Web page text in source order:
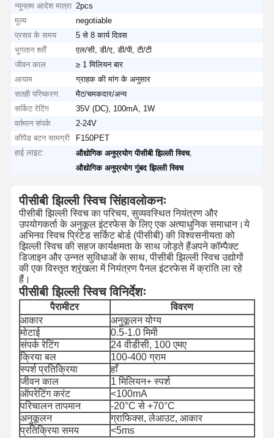
न्यूनतम आदेश मात्रा 2pcs
मूल्य
negotiable
प्रसव के समय
5 से 8 कार्य दिवस
भुगतान शर्तें
एल/सी, डी/ए, डी/पी, टी/टी
जीवन काल
≥ 1 मिलियन बार
आयाम
ग्राहक की मांग के अनुसार
सतही परिष्करण
मैट/चमकदार/अन्य
सर्किट रेटिंग
35V (DC), 100mA, 1W
वर्तमान संपर्क
2-24V
कीपैड बटन सामग्री
F150PET
हाई लाइट:
औद्योगिक अनुप्रयोग पीसीबी झिल्ली स्विच,
औद्योगिक अनुप्रयोग गुंबद झिल्ली स्विच
पीसीबी झिल्ली स्विच सिंहावलोकनः
पीसीबी झिल्ली स्विच का परिचय, सुव्यवस्थित नियंत्रण और
उपयोगकर्ता के अनुकूल इंटरफेस के लिए एक अत्याधुनिक समाधान।ये
अभिनव स्विच प्रिंटेड सर्किट बोर्ड (पीसीबी) की विश्वसनीयता को
झिल्ली स्विच की सहज कार्यक्षमता के साथ जोड़ते हैंअपने कॉम्पैक्ट
डिजाइन और उन्नत सुविधाओं के साथ, पीसीबी झिल्ली स्विच उद्योगों
की एक विस्तृत श्रृंखला में नियंत्रण पैनल इंटरफेस में क्रांति ला रहे
हैं।
पीसीबी झिल्ली स्विच विनिर्देशः
पैरामीटर
विवरण
आकार
अनुकूलन योग्य
मोटाई
0.5-1.0 मिमी
संपर्क रेटिंग
24 वीडीसी, 100 एमए
क्रिया बल
100-400 ग्राम
स्पर्श प्रतिक्रिया
हाँ
जीवन काल
1 मिलियन+ स्पर्श
ऑपरेटिंग करंट
<100mA
परिचालन तापमान
-20°C से +70°C
अनुकूलन
ग्राफिक्स, लेआउट, आकार
प्रतिक्रिया समय
<5ms